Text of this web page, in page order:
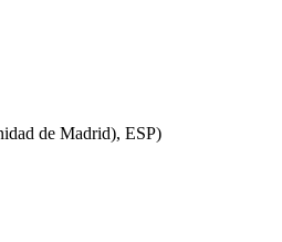
de Madrid), ESP)